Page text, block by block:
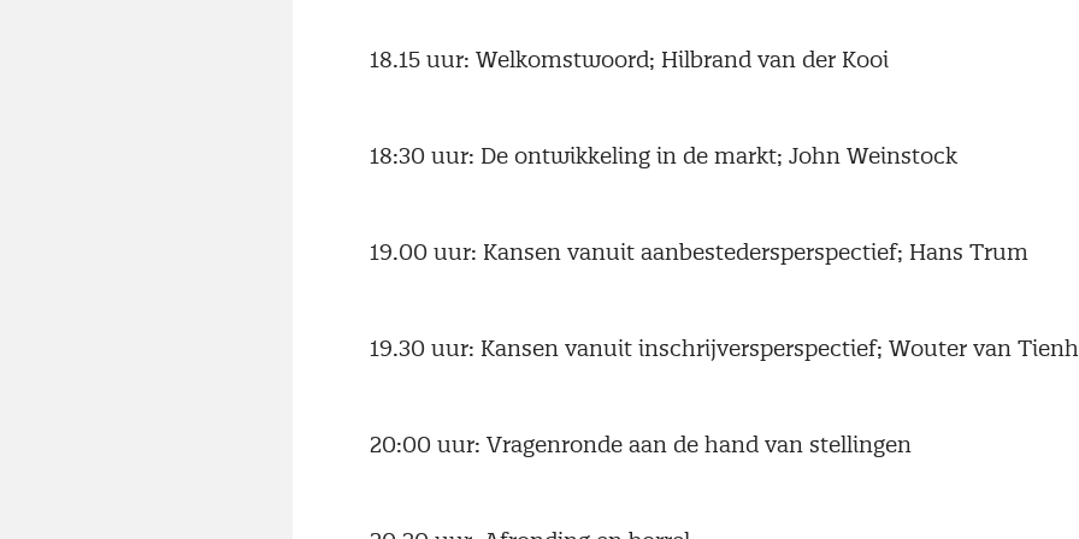
18.15 uur: Welkomstwoord; Hilbrand van der Kooi
18:30 uur: De ontwikkeling in de markt; John Weinstock
19.00 uur: Kansen vanuit aanbestedersperspectief; Hans Trum
19.30 uur: Kansen vanuit inschrijversperspectief; Wouter van
20:00 uur: Vragenronde aan de hand van stellingen